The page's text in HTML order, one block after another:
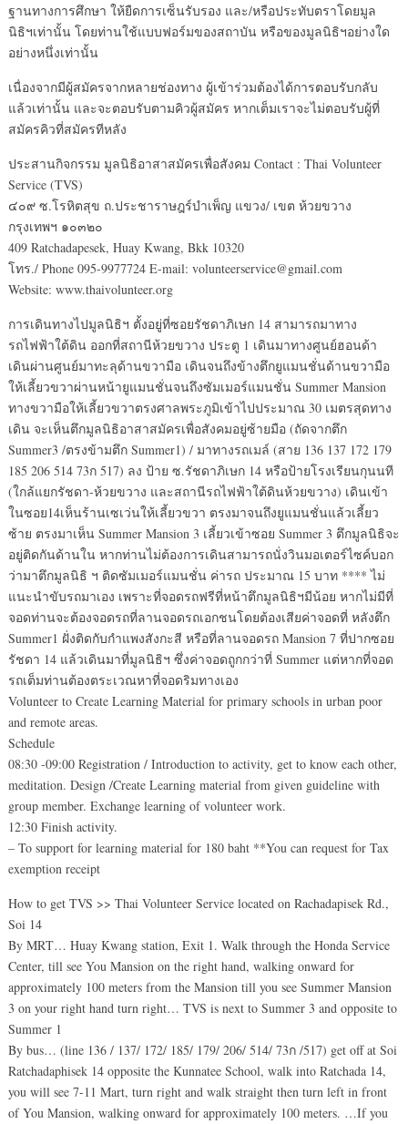
ฐานทางการศึกษา ให้ยืดการเซ็นรับรอง และ/หรือประทับตราโดยมูล
นิธิฯเท่านั้น โดยท่านใช้แบบฟอร์มของสถาบัน หรือของมูลนิธิฯอย่างใด
อย่างหนึ่งเท่านั้น
เนื่องจากมีผู้สมัครจากหลายช่องทาง ผู้เข้าร่วมต้องได้การตอบรับกลับ
แล้วเท่านั้น และจะตอบรับตามคิวผู้สมัคร หากเต็มเราจะไม่ตอบรับผู้ที่
สมัครคิวที่สมัครทีหลัง
ประสานกิจกรรม มูลนิธิอาสาสมัครเพื่อสังคม Contact : Thai Volunteer
Service (TVS)
๔๐๙ ซ.โรหิตสุข ถ.ประชาราษฎร์บำเพ็ญ แขวง/ เขต ห้วยขวาง
กรุงเทพฯ ๑๐๓๒๐
409 Ratchadapesek, Huay Kwang, Bkk 10320
โทร./ Phone 095-9977724 E-mail: volunteerservice@gmail.com
Website: www.thaivolunteer.org
การเดินทางไปมูลนิธิฯ ตั้งอยู่ที่ซอยรัชดาภิเษก 14 สามารถมาทาง
รถไฟฟ้าใต้ดิน ออกที่สถานีห้วยขวาง ประตู 1 เดินมาทางศูนย์ฮอนด้า
เดินผ่านศูนย์มาทะลุด้านขวามือ เดินจนถึงข้างตึกยูแมนชั่นด้านขวามือ
ให้เลี้ยวขวาผ่านหน้ายูแมนชั่นจนถึงซัมเมอร์แมนชั่น Summer Mansion
ทางขวามือให้เลี้ยวขวาตรงศาลพระภูมิเข้าไปประมาณ 30 เมตรสุดทาง
เดิน จะเห็นตึกมูลนิธิอาสาสมัครเพื่อสังคมอยู่ซ้ายมือ (ถัดจากตึก
Summer3 /ตรงข้ามตึก Summer1) / มาทางรถเมล์ (สาย 136 137 172 179
185 206 514 73ก 517) ลง ป้าย ซ.รัชดาภิเษก 14 หรือป้ายโรงเรียนกุนนที
(ใกล้แยกรัชดา-ห้วยขวาง และสถานีรถไฟฟ้าใต้ดินห้วยขวาง) เดินเข้า
ในซอย14เห็นร้านเซเว่นให้เลี้ยวขวา ตรงมาจนถึงยูแมนชั่นแล้วเลี้ยว
ซ้าย ตรงมาเห็น Summer Mansion 3 เลี้ยวเข้าซอย Summer 3 ตึกมูลนิธิจะ
อยู่ติดกันด้านใน หากท่านไม่ต้องการเดินสามารถนั่งวินมอเตอร์ไซค์บอก
ว่ามาตึกมูลนิธิ ฯ ติดซัมเมอร์แมนชั่น ค่ารถ ประมาณ 15 บาท **** ไม่
แนะนำขับรถมาเอง เพราะที่จอดรถฟรีที่หน้าตึกมูลนิธิฯมีน้อย หากไม่มีที่
จอดท่านจะต้องจอดรถที่ลานจอดรถเอกชนโดยต้องเสียค่าจอดที่ หลังตึก
Summer1 ฝั่งติดกับกำแพงสังกะสี หรือที่ลานจอดรถ Mansion 7 ที่ปากซอย
รัชดา 14 แล้วเดินมาที่มูลนิธิฯ ซึ่งค่าจอดถูกกว่าที่ Summer แต่หากที่จอด
รถเต็มท่านต้องตระเวณหาที่จอดริมทางเอง
Volunteer to Create Learning Material for primary schools in urban poor
and remote areas.
Schedule
08:30 -09:00 Registration / Introduction to activity, get to know each other,
meditation. Design /Create Learning material from given guideline with
group member. Exchange learning of volunteer work.
12:30 Finish activity.
– To support for learning material for 180 baht **You can request for Tax
exemption receipt
How to get TVS >> Thai Volunteer Service located on Rachadapisek Rd.,
Soi 14
By MRT… Huay Kwang station, Exit 1. Walk through the Honda Service
Center, till see You Mansion on the right hand, walking onward for
approximately 100 meters from the Mansion till you see Summer Mansion
3 on your right hand turn right… TVS is next to Summer 3 and opposite to
Summer 1
By bus… (line 136 / 137/ 172/ 185/ 179/ 206/ 514/ 73ก /517) get off at Soi
Ratchadaphisek 14 opposite the Kunnatee School, walk into Ratchada 14,
you will see 7-11 Mart, turn right and walk straight then turn left in front
of You Mansion, walking onward for approximately 100 meters. …If you